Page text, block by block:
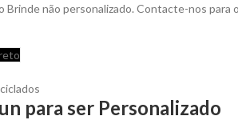
Brinde não personalizado. Contacte-nos
para ser Personalizado